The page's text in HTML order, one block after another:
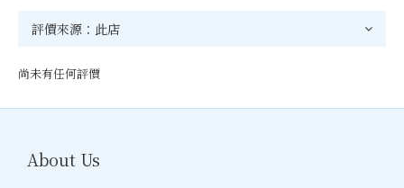
尚未有任何評價
About Us